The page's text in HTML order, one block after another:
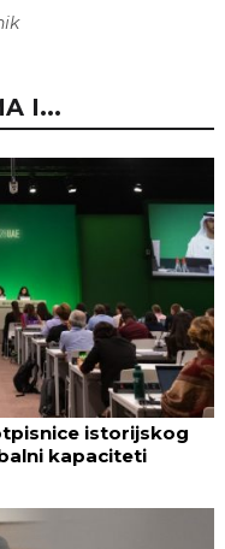
I...
istorijskog
kapaciteti